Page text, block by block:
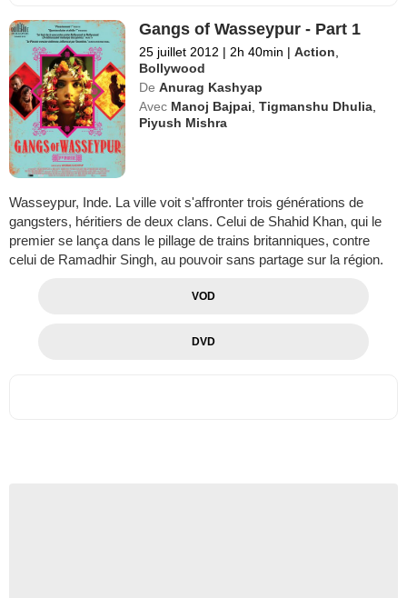
Gangs of Wasseypur - Part 1
25 juillet 2012 | 2h 40min | Action
Bollywood
De Anurag Kashyap
Avec Manoj Bajpai ,Tigmanshu Dhulia
Piyush Mishra
Wasseypur, Inde. La ville voit s'affronter trois générations de
gangsters, héritiers de deux clans. Celui de Shahid Khan, qui le
premier se lança dans le pillage de trains britanniques, contre
celui de Ramadhir Singh, au pouvoir sans partage sur la région.
VOD
DVD